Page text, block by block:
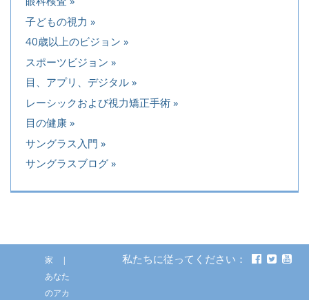
子どもの視力
40歳以上のビジョン
スポーツビジョン
目、アプリ、デジタル
レーシックおよび視力矯正手術
目の健康
サングラス入門
サングラスブログ
家
あなた
のアカ
私たちに従ってください：